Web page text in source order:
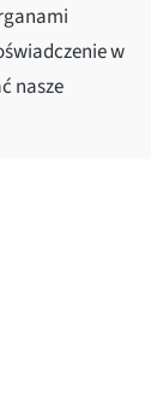
w
nasze